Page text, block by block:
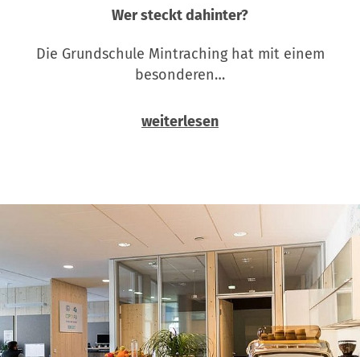
Wer steckt dahinter?
Die Grundschule Mintraching hat mit einem
besonderen…
weiterlesen